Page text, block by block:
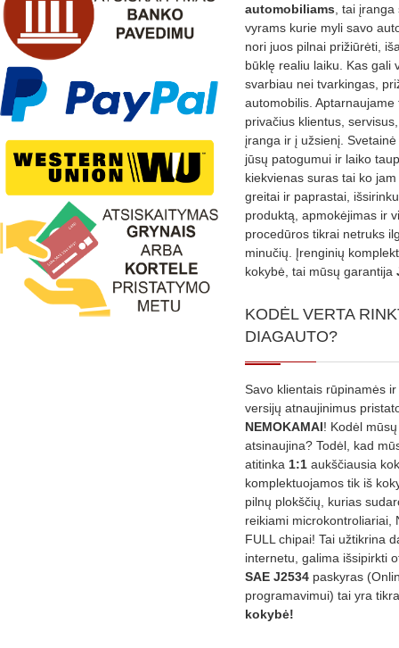
automobiliams , tai
vyrams kurie myli savo
nori juos pilnai prižiūrėti,
būklę realiu laiku. Kas gali
svarbiau nei tvarkingas,
automobilis. Aptarnaujame
privačius klientus,
įranga ir į užsienį.
jūsų patogumui ir laiko
kiekvienas suras tai ko
greitai ir paprastai,
produktą, apmokėjimas ir
procedūros tikrai netruks
minučių. Įrenginių
kokybė, tai mūsų garantija
KODĖL VERTA
DIAGAUTO?
Savo klientais rūpinamės
versijų atnaujinimus
NEMOKAMAI! Kodėl
atsinaujina? Todėl, kad
atitinka 1:1 aukščiausia
komplektuojamos tik iš
pilnų plokščių, kurias
reikiami microkontroliariai,
FULL chipai! Tai užtikrina
internetu, galima išsipirkti
SAE J2534 paskyras
programavimui) tai yra
kokybė!